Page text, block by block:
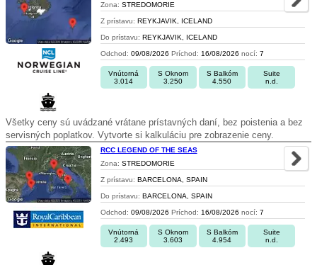
Zona: STREDOMORIE
Z prístavu: REYKJAVIK, ICELAND
Do prístavu: REYKJAVIK, ICELAND
Odchod: 09/08/2026 Príchod: 16/08/2026 nocí: 7
Vnútorná
3.014
S Oknom
3.250
S Balkóm
4.550
Suite
n.d.
Všetky ceny sú uvádzané vrátane prístavných daní, bez poistenia a bez
servisných poplatkov. Vytvorte si kalkuláciu pre zobrazenie ceny.
RCC LEGEND OF THE SEAS
Zona: STREDOMORIE
Z prístavu: BARCELONA, SPAIN
Do prístavu: BARCELONA, SPAIN
Odchod: 09/08/2026 Príchod: 16/08/2026 nocí: 7
Vnútorná
2.493
S Oknom
3.603
S Balkóm
4.954
Suite
n.d.